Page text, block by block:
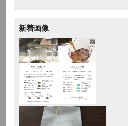
新着画像